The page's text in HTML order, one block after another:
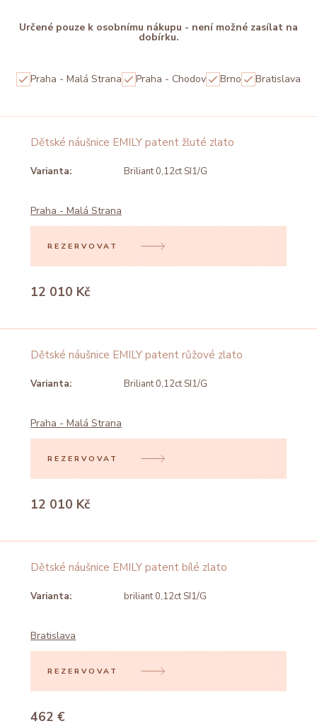
Určené pouze k osobnímu nákupu - není možné zasílat na
dobírku.
Praha - Malá Strana Praha - Chodov Brno Bratislava
Dětské náušnice EMILY patent žluté zlato
Varianta: Briliant 0,12ct SI1/G
Praha - Malá Strana
REZERVOVAT
12 010 Kč
Dětské náušnice EMILY patent růžové zlato
Varianta: Briliant 0,12ct SI1/G
Praha - Malá Strana
REZERVOVAT
12 010 Kč
Dětské náušnice EMILY patent bílé zlato
Varianta: briliant 0,12ct SI1/G
Bratislava
REZERVOVAT
462 €